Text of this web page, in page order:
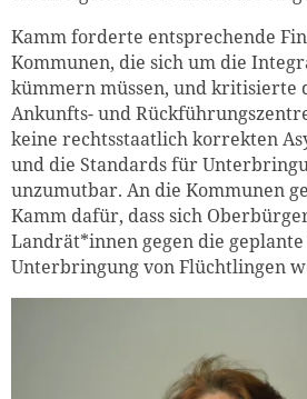
Kamm forderte entsprechende
Kommunen, die sich um die
kümmern müssen, und kritisierte
Ankunfts- und
keine rechtsstaatlich korrekten
und die Standards für
unzumutbar. An die Kommunen
Kamm dafür, dass sich
Landrät*innen gegen die
Unterbringung von Flüchtlingen